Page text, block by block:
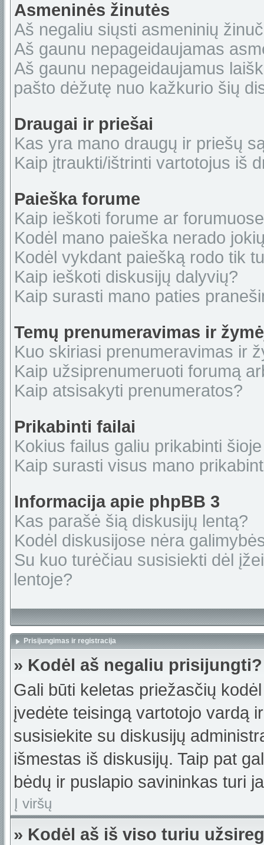
Asmeninės žinutės
Aš negaliu siųsti asmeninių
Aš gaunu nepageidaujamas
Aš gaunu nepageidaujamus
pašto dėžutę nuo kažkurio šių
Draugai ir priešai
Kas yra mano draugų ir priešų
Kaip įtraukti/ištrinti vartotojus iš
Paieška forume
Kaip ieškoti forume ar
Kodėl mano paieška nerado
Kodėl vykdant paiešką rodo tik
Kaip ieškoti diskusijų dalyvių?
Kaip surasti mano paties
Temų prenumeravimas ir
Kuo skiriasi prenumeravimas ir
Kaip užsiprenumeruoti forumą
Kaip atsisakyti prenumeratos?
Prikabinti failai
Kokius failus galiu prikabinti
Kaip surasti visus mano
Informacija apie phpBB 3
Kas parašė šią diskusijų lentą?
Kodėl diskusijose nėra
Su kuo turėčiau susisiekti dėl
lentoje?
Prisijungimas ir registracija
» Kodėl aš negaliu prisijungti?
Gali būti keletas priežasčių
įvedėte teisingą vartotojo vardą
susisiekite su diskusijų
išmestas iš diskusijų. Taip pat
bėdų ir puslapio savininkas turi
Į viršų
» Kodėl aš iš viso turiu